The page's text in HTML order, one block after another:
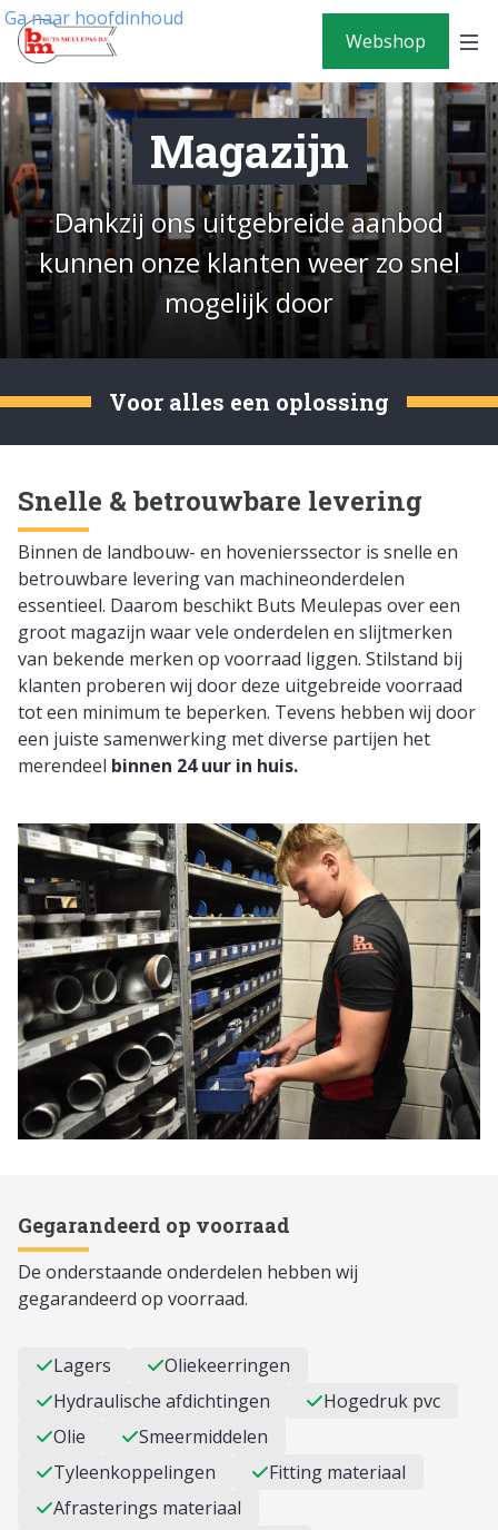
Ga naar hoofdinhoud
Webshop
Magazijn
Dankzij ons uitgebreide aanbod
kunnen onze klanten weer zo snel
mogelijk door
Voor alles een oplossing
Snelle & betrouwbare levering
Binnen de landbouw- en hovenierssector is snelle en
betrouwbare levering van machineonderdelen
essentieel. Daarom beschikt Buts Meulepas over een
groot magazijn waar vele onderdelen en slijtmerken
van bekende merken op voorraad liggen. Stilstand bij
klanten proberen wij door deze uitgebreide voorraad
tot een minimum te beperken. Tevens hebben wij door
een juiste samenwerking met diverse partijen het
merendeel binnen 24 uur in huis.
Gegarandeerd op voorraad
De onderstaande onderdelen hebben wij
gegarandeerd op voorraad.
Lagers
Oliekeerringen
Hydraulische afdichtingen
Hogedruk pvc
Olie
Smeermiddelen
Tyleenkoppelingen
Fitting materiaal
Afrasterings materiaal